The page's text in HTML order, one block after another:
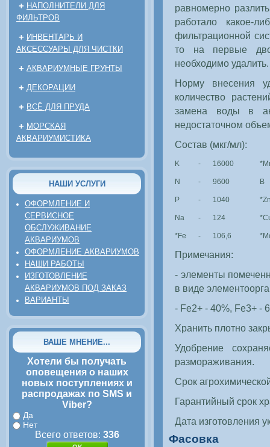
+ НАПОЛНИТЕЛИ ДЛЯ
ФИЛЬТРОВ
+ ИНВЕНТАРЬ И
АКСЕССУАРЫ ДЛЯ ЧИСТКИ
+ АКВАРИУМНЫЕ ГРУНТЫ
+ ДЕКОРАЦИИ
+ ВСЁ ДЛЯ ПРУДА
+ МОРСКАЯ
АКВАРИУМИСТИКА
НАШИ УСЛУГИ
ОФОРМЛЕНИЕ И
СЕРВИСНОЕ
ОБСЛУЖИВАНИЕ
АКВАРИУМОВ
ОФОРМЛЕНИЕ АКВАРИУМОВ
НАШИ РАБОТЫ
ИЗГОТОВЛЕНИЕ
АКВАРИУМОВ ПОД ЗАКАЗ
ВАРИАНТЫ
ВАШЕ МНЕНИЕ...
Хотели бы получать
оповещения о наших
новых поступлениях и
распродажах по SMS и
Viber?
Да
Нет
Всего ответов: 336
равномерно
работало какое-
фильтрационной
то на первые
необходимо удалить.
Норму внесения
количество
замена воды в
недостаточном
Состав (мкг/мл):
K
N
P
Na
*Fe
-
-
-
-
-
16000
9600
1040
124
106,6
B
Примечания:
- элементы
в виде
- Fe2+ - 40%, Fe3+ -
Хранить плотно
Удобрение
размораживания.
Срок
Гарантийный срок
Дата изготовления
Фасовка